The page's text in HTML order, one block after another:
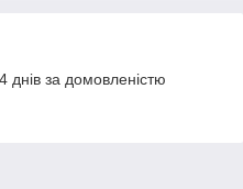
за домовленістю